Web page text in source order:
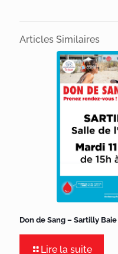
Articles Similaires
Don de Sang – Sartilly
Lire la suite